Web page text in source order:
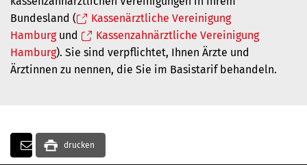
Bundesland (
Kassenärztliche Vereinigung
Hamburgund
Kassenzahnärztliche Vereinigung
Hamburg). Sie sind verpflichtet, Ihnen Ärzte und
Ärztinnen zu nennen, die Sie im Basistarif behandeln.
drucken